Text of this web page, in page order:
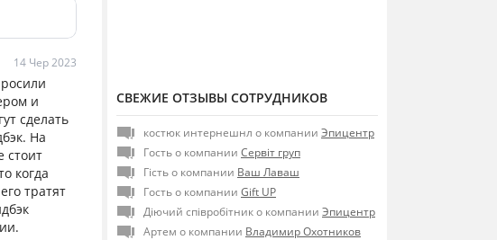
14 Чер 2023
и
сделать
На
стоит
когда
тратят
СВЕЖИЕ ОТЗЫВЫ СОТРУДНИКОВ
костюк интернешнл о компании Эпицентр
Гость о компании Сервіт груп
Гість о компании Ваш Лаваш
Гость о компании Gift UP
Діючий співробітник о компании Эпицентр
Артем о компании Владимир Охотников